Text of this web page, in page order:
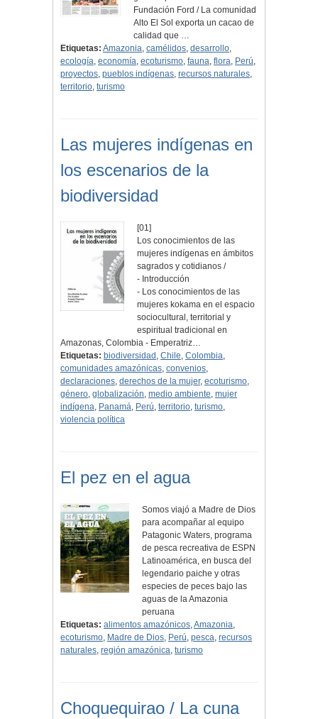
Fundación Ford / La comunidad
Alto El Sol exporta un cacao de
calidad que …
Etiquetas: Amazonia, camélidos, desarrollo,
ecología, economía, ecoturismo, fauna, flora, Perú,
proyectos, pueblos indígenas, recursos naturales,
territorio, turismo
Las mujeres indígenas en
los escenarios de la
biodiversidad
[01]
Los conocimientos de las
mujeres indígenas en ámbitos
sagrados y cotidianos /
- Introducción
- Los conocimientos de las
mujeres kokama en el espacio
sociocultural, territorial y
espiritual tradicional en
Amazonas, Colombia - Emperatriz…
Etiquetas: biodiversidad , Chile, Colombia,
comunidades amazónicas, convenios,
declaraciones, derechos de la mujer, ecoturismo,
género, globalización, medio ambiente, mujer
indígena, Panamá, Perú, territorio, turismo,
violencia política
El pez en el agua
Somos viajó a Madre de Dios
para acompañar al equipo
Patagonic Waters, programa
de pesca recreativa de ESPN
Latinoamérica, en busca del
legendario paiche y otras
especies de peces bajo las
aguas de la Amazonia
peruana
Etiquetas: alimentos amazónicos,Amazonia,
ecoturismo, Madre de Dios, Perú, pesca, recursos
naturales, región amazónica, turismo
Choquequirao / La cuna